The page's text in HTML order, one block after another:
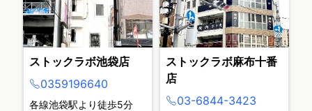
ストックラボ池袋店
0359196640
各線池袋駅より徒歩5分
ストックラボ麻布十番
店
03-6844-3423